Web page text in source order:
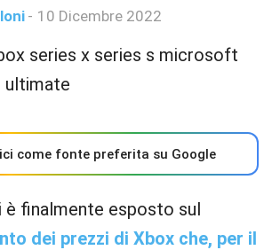
- 10 Dicembre 2022
come fonte preferita su Google
è finalmente esposto sul
dei prezzi di Xbox che, per il